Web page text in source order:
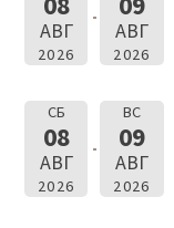
АВГ
2026
АВГ
2026
СБ
08
АВГ
2026
ВС
09
АВГ
2026